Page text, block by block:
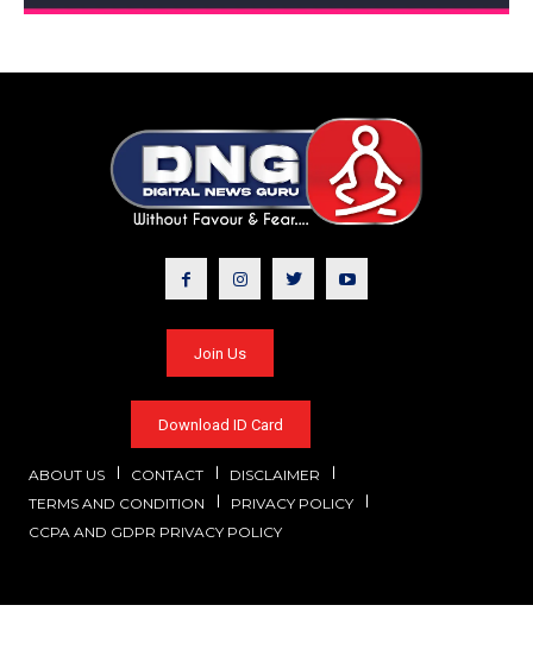
Join Us
Download ID Card
ABOUT US CONTACT
DISCLAIMER
TERMS AND CONDITION
PRIVACY POLICY
CCPA AND GDPR PRIVACY POLICY